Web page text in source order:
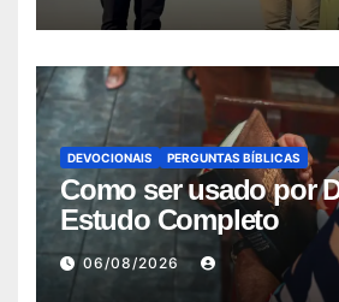
DEVOCIONAIS PERGUNTAS BÍBLICAS
Como ser usado por
Estudo Completo
06/08/2026